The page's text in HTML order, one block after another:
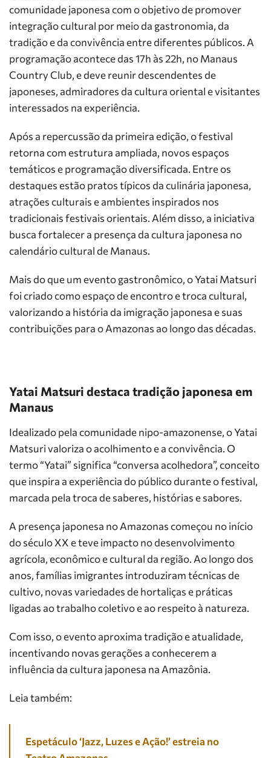
comunidade japonesa com o objetivo de promover
integração cultural por meio da gastronomia, da
tradição e da convivência entre diferentes públicos. A
programação acontece das 17h às 22h, no Manaus
Country Club, e deve reunir descendentes de
japoneses, admiradores da cultura oriental e visitantes
interessados na experiência.
Após a repercussão da primeira edição, o festival
retorna com estrutura ampliada, novos espaços
temáticos e programação diversificada. Entre os
destaques estão pratos típicos da culinária japonesa,
atrações culturais e ambientes inspirados nos
tradicionais festivais orientais. Além disso, a iniciativa
busca fortalecer a presença da cultura japonesa no
calendário cultural de Manaus.
Mais do que um evento gastronômico, o Yatai Matsuri
foi criado como espaço de encontro e troca cultural,
valorizando a história da imigração japonesa e suas
contribuições para o Amazonas ao longo das décadas.
Yatai Matsuri destaca tradição japonesa em
Manaus
Idealizado pela comunidade nipo-amazonense, o Yatai
Matsuri valoriza o acolhimento e a convivência. O
termo “Yatai” significa “conversa acolhedora”, conceito
que inspira a experiência do público durante o festival,
marcada pela troca de saberes, histórias e sabores.
A presença japonesa no Amazonas começou no início
do século XX e teve impacto no desenvolvimento
agrícola, econômico e cultural da região. Ao longo dos
anos, famílias imigrantes introduziram técnicas de
cultivo, novas variedades de hortaliças e práticas
ligadas ao trabalho coletivo e ao respeito à natureza.
Com isso, o evento aproxima tradição e atualidade,
incentivando novas gerações a conhecerem a
influência da cultura japonesa na Amazônia.
Leia também:
Espetáculo ‘Jazz, Luzes e Ação!’ estreia no